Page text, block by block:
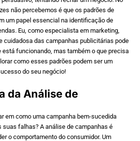
não percebemos é que os padrões de
um papel essencial na identificação de
Eu, como especialista em marketing,
cuidadosa das campanhas publicitárias pode
está funcionando, mas também o que precisa
como esses padrões podem ser um
do seu negócio!
da Análise de
em como uma campanha bem-sucedida
suas falhas? A análise de campanhas é
o comportamento do consumidor. Um